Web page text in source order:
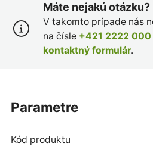
Máte nejakú otázku?
V takomto prípade nás
na čísle +421 2222 000
kontaktný formulár.
parametre
Kód produktu